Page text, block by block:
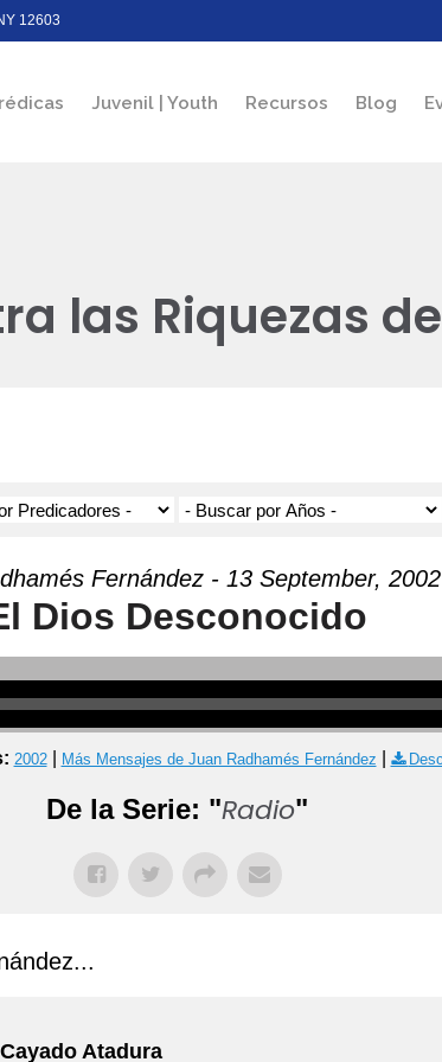
12603
Juvenil | Youth Recursos Blog
las Riquezas
Fernández - 13 September, 2002
Dios Desconocido
2002| Más Mensajes de Juan Radhamés Fernández
De la Serie: "Radio"
Atadura